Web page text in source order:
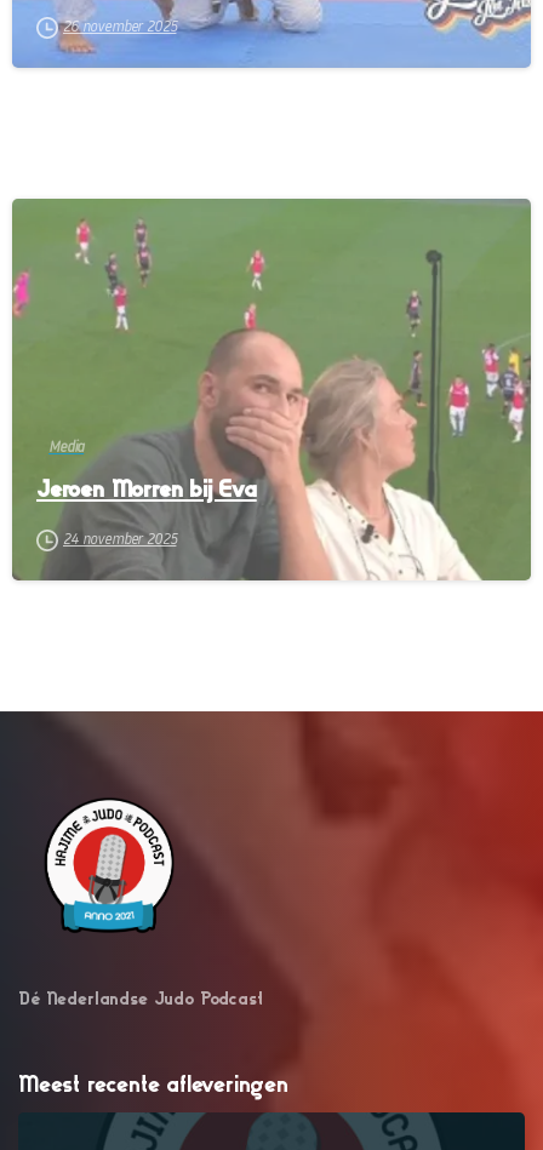
26 november 2025
Media
Jeroen Morren bij Eva
24 november 2025
Dé Nederlandse Judo Podcast
Meest recente afleveringen